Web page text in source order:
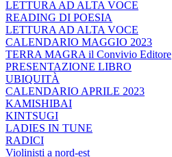
LETTURA AD ALTA VOCE
READING DI POESIA
LETTURA AD ALTA VOCE
CALENDARIO MAGGIO 2023
TERRA MAGRA il Convivio Editore
PRESENTAZIONE LIBRO
UBIQUITÀ
CALENDARIO APRILE 2023
KAMISHIBAI
KINTSUGI
LADIES IN TUNE
RADICI
Violinisti a nord-est